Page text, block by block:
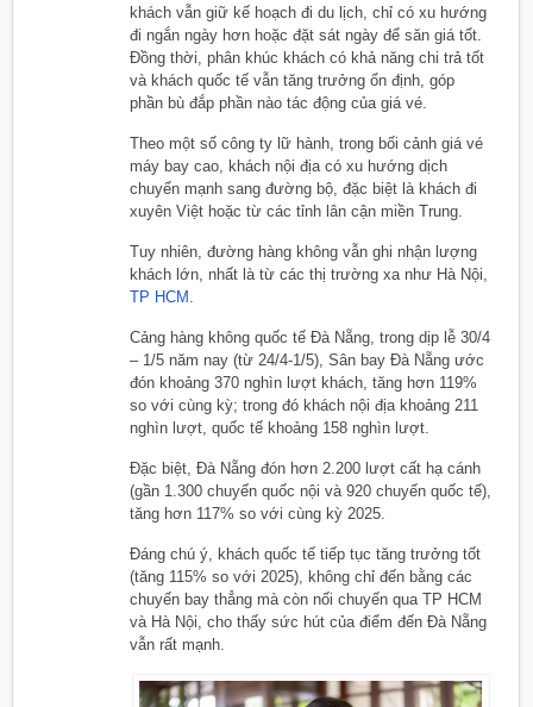
khách vẫn giữ kế hoạch đi du lịch, chỉ có xu hướng
đi ngắn ngày hơn hoặc đặt sát ngày để săn giá tốt.
Đồng thời, phân khúc khách có khả năng chi trả tốt
và khách quốc tế vẫn tăng trưởng ổn định, góp
phần bù đắp phần nào tác động của giá vé.
Theo một số công ty lữ hành, trong bối cảnh giá vé
máy bay cao, khách nội địa có xu hướng dịch
chuyển mạnh sang đường bộ, đặc biệt là khách đi
xuyên Việt hoặc từ các tỉnh lân cận miền Trung.
Tuy nhiên, đường hàng không vẫn ghi nhận lượng
khách lớn, nhất là từ các thị trường xa như Hà Nội,
TP HCM
Cảng hàng không quốc tế Đà Nẵng, trong dịp lễ 30/4
– 1/5 năm nay (từ 24/4-1/5), Sân bay Đà Nẵng ước
đón khoảng 370 nghìn lượt khách, tăng hơn 119%
so với cùng kỳ; trong đó khách nội địa khoảng 211
nghìn lượt, quốc tế khoảng 158 nghìn lượt.
Đặc biệt, Đà Nẵng đón hơn 2.200 lượt cất hạ cánh
(gần 1.300 chuyến quốc nội và 920 chuyến quốc tế),
tăng hơn 117% so với cùng kỳ 2025.
Đáng chú ý, khách quốc tế tiếp tục tăng trưởng tốt
(tăng 115% so với 2025), không chỉ đến bằng các
chuyến bay thẳng mà còn nối chuyến qua TP HCM
và Hà Nội, cho thấy sức hút của điểm đến Đà Nẵng
vẫn rất mạnh.